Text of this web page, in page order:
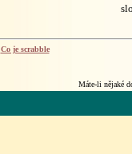
Co je scrabble
Máte-li nějaké